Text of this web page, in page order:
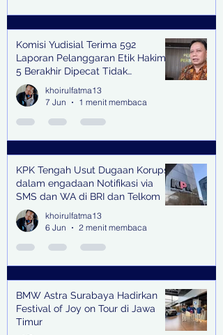
Komisi Yudisial Terima 592
Laporan Pelanggaran Etik Hakim,
5 Berakhir Dipecat Tidak
Terhormat
khoirulfatma13
7 Jun
1 menit membaca
KPK Tengah Usut Dugaan Korupsi
dalam engadaan Notifikasi via
SMS dan WA di BRI dan Telkom
khoirulfatma13
6 Jun
2 menit membaca
BMW Astra Surabaya Hadirkan
Festival of Joy on Tour di Jawa
Timur